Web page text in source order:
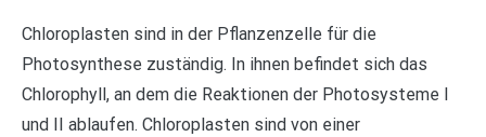
Chloroplasten sind in der Pflanzenzelle für die
Photosynthese zuständig. In ihnen befindet sich das
Chlorophyll, an dem die Reaktionen der Photosysteme I
und II ablaufen. Chloroplasten sind von einer